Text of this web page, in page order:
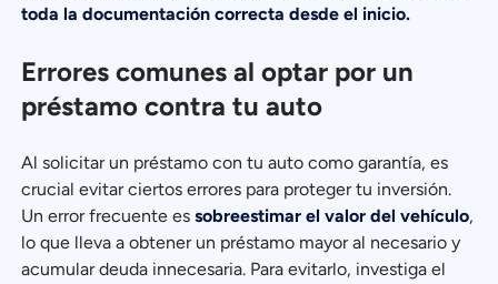
toda la documentación correcta desde el inicio.
Errores comunes al optar por un
préstamo contra tu auto
Al solicitar un préstamo con tu auto como garantía, es
crucial evitar ciertos errores para proteger tu inversión.
Un error frecuente essobreestimar el valor del vehículo,
lo que lleva a obtener un préstamo mayor al necesario y
acumular deuda innecesaria. Para evitarlo, investiga el